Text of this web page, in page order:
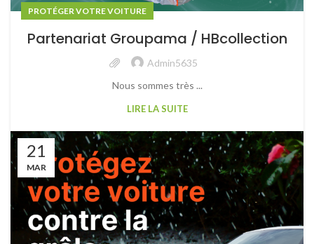
PROTÉGER VOTRE VOITURE
Partenariat Groupama / HBcollection
Admin5635
Nous sommes très ...
LIRE LA SUITE
21
MAR